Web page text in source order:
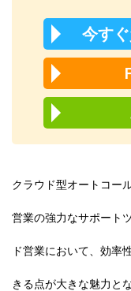
今す
クラウド型オートコー
営業の強力なサポート
ド営業において、効率
きる点が大きな魅力と